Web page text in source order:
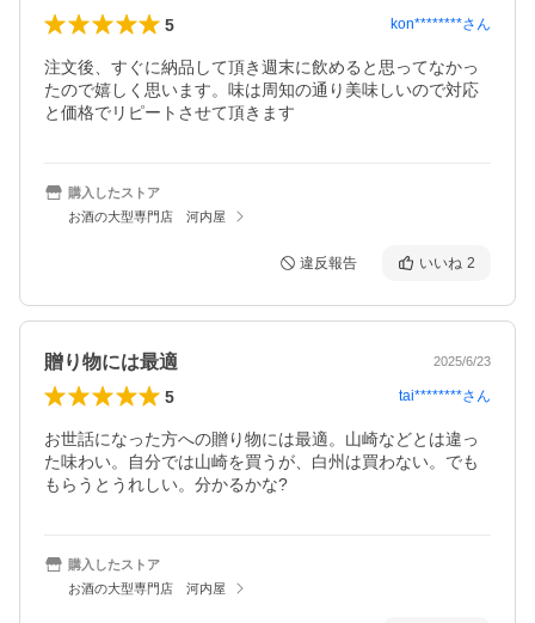
5 kon********さん
注文後、すぐに納品して頂き週末に飲めると思ってなかっ
たので嬉しく思います。味は周知の通り美味しいので対応
と価格でリピートさせて頂きます
購入したストア
お酒の大型専門店 河内屋
違反報告 いいね 2
贈り物には最適 2025/6/23
5 tai********さん
お世話になった方への贈り物には最適。山崎などとは違っ
た味わい。自分では山崎を買うが、白州は買わない。でも
もらうとうれしい。分かるかな?
購入したストア
お酒の大型専門店 河内屋